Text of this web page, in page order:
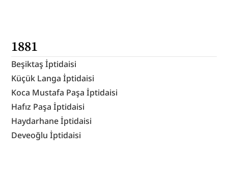
1881
Beşiktaş İptidaisi
Küçük Langa İptidaisi
Koca Mustafa Paşa İptidaisi
Hafız Paşa İptidaisi
Haydarhane İptidaisi
Deveoğlu İptidaisi